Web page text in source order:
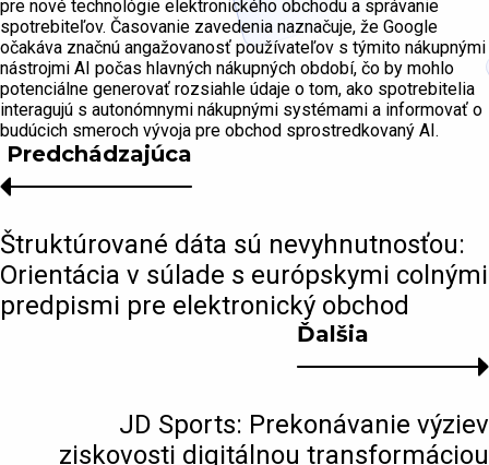
pre nové technológie elektronického obchodu a správanie
spotrebiteľov. Časovanie zavedenia naznačuje, že Google
očakáva značnú angažovanosť používateľov s týmito nákupnými
nástrojmi AI počas hlavných nákupných období, čo by mohlo
potenciálne generovať rozsiahle údaje o tom, ako spotrebitelia
interagujú s autonómnymi nákupnými systémami a informovať o
budúcich smeroch vývoja pre obchod sprostredkovaný AI.
Ďalšia
JD Sports: Prekonávanie výziev
ziskovosti digitálnou transformáciou
Predchádzajúca
Štruktúrované dáta sú nevyhnutnosťou:
Orientácia v súlade s európskymi colnými
predpismi pre elektronický obchod